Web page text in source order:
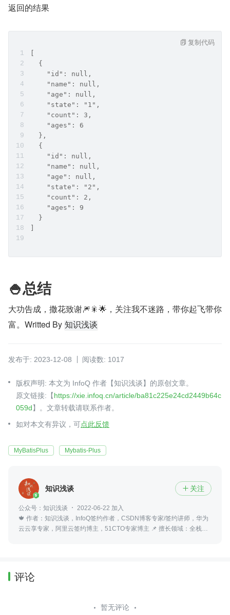
返回的结果
  {
    "id": null,
    "name": null,
    "age": null,
    "state": "1",
    "count": 3,
    "ages": 6
  },
  {
    "id": null,
    "name": null,
    "age": null,
    "state": "2",
    "count": 2,
    "ages": 9
  }
复制代码
🍚总结
大功告成，撒花致谢🎆🎇🌟，关注我不迷路，带你起飞带你
富。Writted By 知识浅谈
发布于: 2023-12-08 阅读数: 1017
版权声明: 本文为 InfoQ 作者【知识浅谈】的原创文章。
原文链接:【https://xie.infoq.cn/article/ba81c225e24cd2449b64c
059d】。文章转载请联系作者。
如对本文有异议，可点此反馈
MyBatisPlus Mybatis-Plus
知识浅谈  关注
公众号：知识浅谈
2022-06-22 加入
🍁 作者：知识浅谈，InfoQ签约作者，CSDN博客专家/签约讲师，华为
云云享专家，阿里云签约博主，51CTO专家博主 📌 擅长领域：全栈工
评论
暂无评论